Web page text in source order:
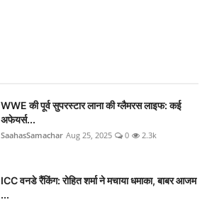
WWE की पूर्व सुपरस्टार लाना की ग्लैमरस लाइफ: कई
अफेयर्स...
SaahasSamachar Aug 25, 2025 0 2.3k
ICC वनडे रैंकिंग: रोहित शर्मा ने मचाया धमाका, बाबर आजम
...